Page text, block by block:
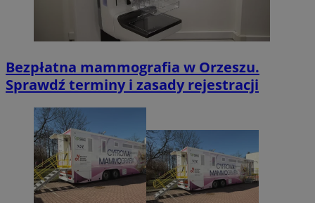
Bezpłatna mammografia w Orzeszu.
Sprawdź terminy i zasady rejestracji